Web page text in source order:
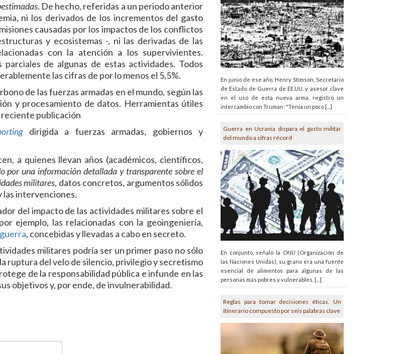
. De hecho, referidas a un periodo anterior
ni los derivados de los incrementos del gasto
causadas por los impactos de los conflictos
y ecosistemas -, ni las derivadas de las
con la atención a los supervivientes.
parciales de algunas de estas actividades. Todos
las cifras de por lo menos el 5,5%.
de las fuerzas armadas en el mundo, según las
y procesamiento de datos. Herramientas útiles
reciente publicación
dirigida a fuerzas armadas, gobiernos y
a quienes llevan años (académicos, científicos,
por una información detallada y transparente sobre el
militares, datos concretos, argumentos sólidos
las intervenciones.
del impacto de las actividades militares sobre el
ejemplo, las relacionadas con la geoingeniería,
, concebidas y llevadas a cabo en secreto.
militares podría ser un primer paso no sólo
ruptura del velo de silencio, privilegio y secretismo
de la responsabilidad pública e infunde en las
objetivos y, por ende, de invulnerabilidad.
En junio de ese año, Henry Stimson, Secretario
de Estado de Guerra de EE.UU. y asesor clave
en el uso de esta nueva arma, registró un
intercambio con Truman: "Tenía un poco [...]
Guerra en Ucrania dispara el gasto militar
del mundo a cifras récord
En conjunto, señaló la ONU (Organización de
las Naciones Unidas), su grano era una fuente
esencial de alimentos para algunas de las
personas más pobres y vulnerables, [...]
Reglas para tomar decisiones éticas. Un
itinerario compuesto por seis palabras clave